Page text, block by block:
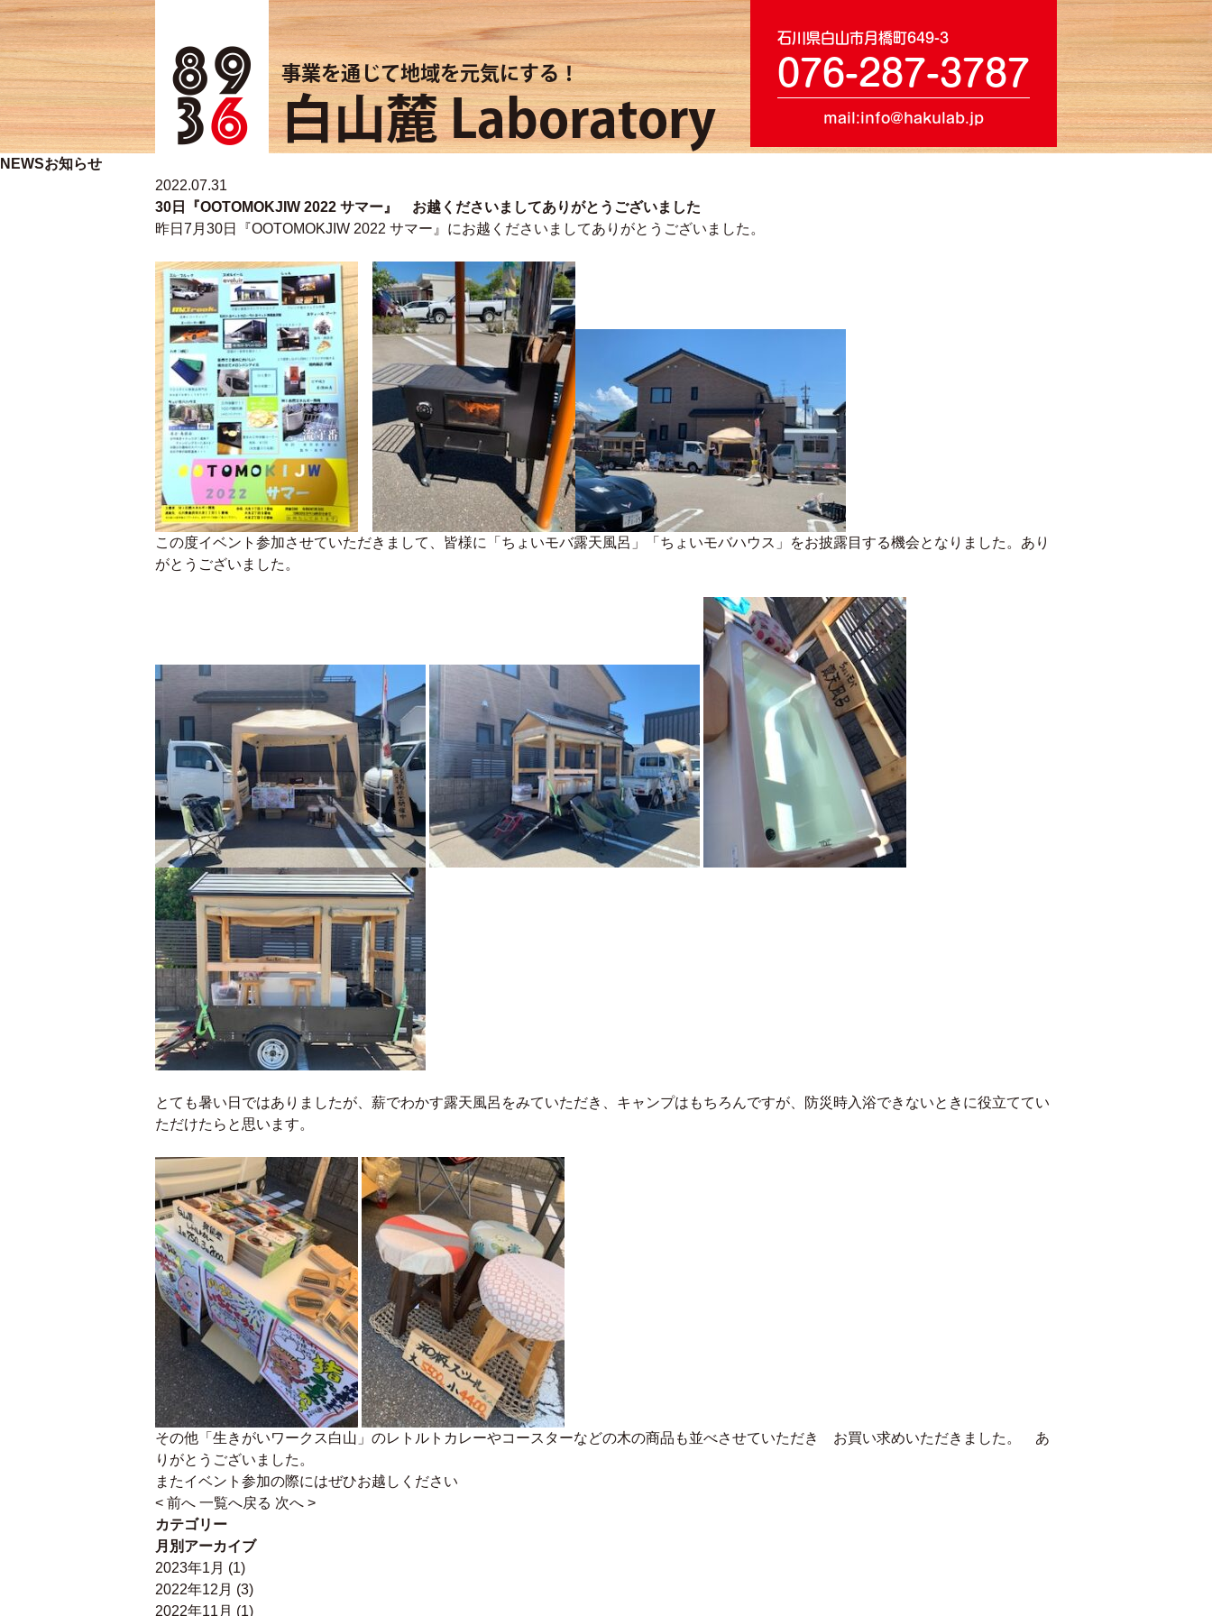
事業を通じて地域を元気にする！
白山麓 Laboratory
石川県白山市月橋町649-3
076-287-3787
mail:info@hakulab.jp
NEWSお知らせ
2022.07.31
30日『OOTOMOKJIW 2022 サマー』 お越くださいましてありがとうございました
昨日7月30日『OOTOMOKJIW 2022 サマー』にお越くださいましてありがとうございました。
この度イベント参加させていただきまして、皆様に「ちょいモバ露天風呂」「ちょいモバハウス」をお披露目する機会となりました。あり
がとうございました。
とても暑い日ではありましたが、薪でわかす露天風呂をみていただき、キャンプはもちろんですが、防災時入浴できないときに役立ててい
ただけたらと思います。
その他「生きがいワークス白山」のレトルトカレーやコースターなどの木の商品も並べさせていただき お買い求めいただきました。 あ
りがとうございました。
またイベント参加の際にはぜひお越しください
< 前へ 一覧へ戻る 次へ >
カテゴリー
月別アーカイブ
2023年1月 (1)
2022年12月 (3)
2022年11月 (1)